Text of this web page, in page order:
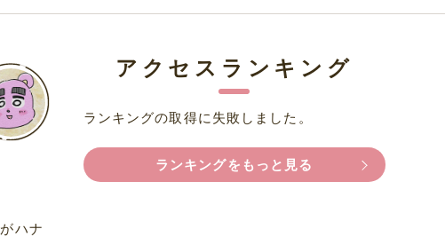
ハナ
アクセスランキング
ランキングの取得に失敗しました。
ランキングをもっと見る